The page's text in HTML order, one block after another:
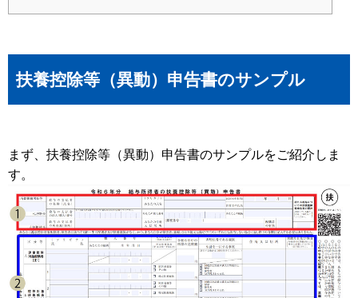
扶養控除等（異動）申告書のサンプル
まず、扶養控除等（異動）申告書のサンプルをご紹介しま
す。